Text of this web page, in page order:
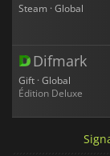
Steam · Global
Difmark
Gift · Global
Édition Deluxe